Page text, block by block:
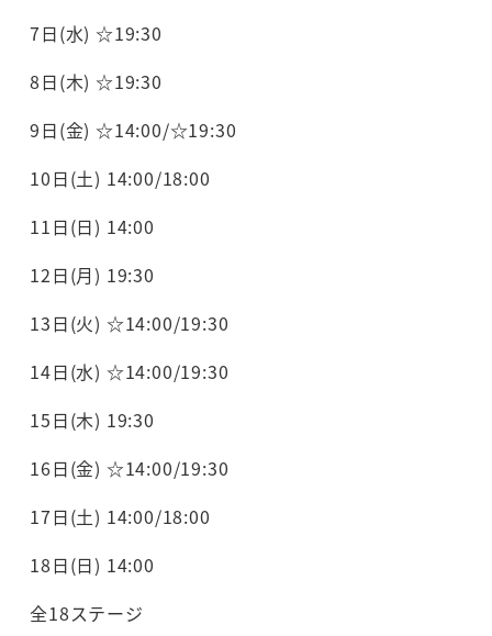
7日(水) ☆19:30
8日(木) ☆19:30
9日(金) ☆14:00/☆19:30
10日(土) 14:00/18:00
11日(日) 14:00
12日(月) 19:30
13日(火) ☆14:00/19:30
14日(水) ☆14:00/19:30
15日(木) 19:30
16日(金) ☆14:00/19:30
17日(土) 14:00/18:00
18日(日) 14:00
全18ステージ